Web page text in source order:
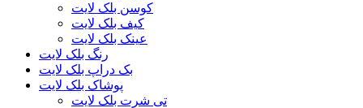
کوسن بلک لایت
کیف بلک لایت
عینک بلک لایت
رنگ بلک لایت
بک دراپ بلک لایت
پوشاک بلک لایت
تی شرت بلک لایت